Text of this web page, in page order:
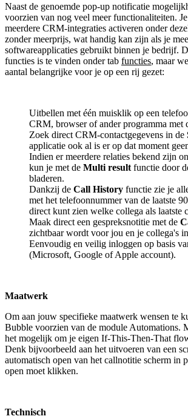
Naast de genoemde pop-up notificatie
voorzien van nog veel meer functionaliteiten.
meerdere CRM-integraties activeren onder
zonder meerprijs, wat handig kan zijn als je
softwareapplicaties gebruikt binnen je bedrijf.
functies is te vinden onder tab functies, maar
aantal belangrijke voor je op een rij gezet:
Uitbellen met één muisklik op een
CRM, browser of ander programma met
Zoek direct CRM-contactgegevens in de
applicatie ook al is er op dat moment
Indien er meerdere relaties bekend zijn
kun je met de Multi result functie door
bladeren.
Dankzij de Call History functie zie je
met het telefoonnummer van de laatste
direct kunt zien welke collega als laatste
Maak direct een gespreksnotitie met de
zichtbaar wordt voor jou en je collega's
Eenvoudig en veilig inloggen op basis
(Microsoft, Google of Apple account).
Maatwerk
Om aan jouw specifieke maatwerk wensen te
Bubble voorzien van de module Automations.
het mogelijk om je eigen If-This-Then-That
Denk bijvoorbeeld aan het uitvoeren van een
automatisch open van het callnotitie scherm in
open moet klikken.
Technisch